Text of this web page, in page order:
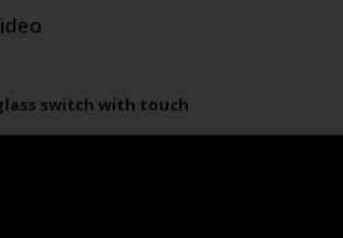
glass switch with touch